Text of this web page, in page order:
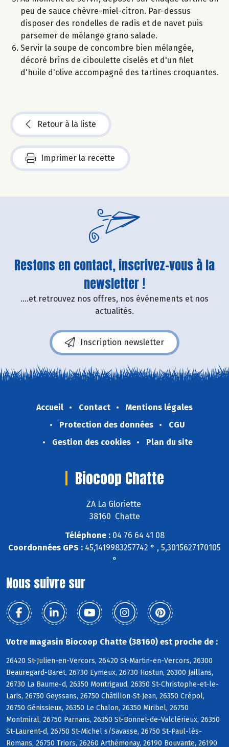
peu de sauce chèvre-miel-citron. Par-dessus
disposer des rondelles de radis et de navet puis
parsemer de mélange grano salade.
Servir la soupe de concombre bien mélangée,
décoré brins de ciboulette ciselés et d'un filet
d'huile d'olive accompagné des tartines croquantes.
Retour à la liste
Imprimer la recette
Restons en contact, inscrivez-vous à la
newsletter !
....et retrouvez nos offres, nos événements et nos
actualités.
Inscription newsletter
Accueil Contact
Mentions légales
Protection des données
CGU
Gestion des cookies
Plan du site
Biocoop Chatte
ZA La Gloriette
38160 Chatte
Téléphone :04 76 64 41 08
Coordonnées GPS : 45,1419983257742 ° , 5,3015627170105
°
Nous suivre sur
Votre magasin Biocoop Chatte (38160) est proche de :
26420 St-Julien-en-Vercors, 26420 St-Martin-en-Vercors, 26300
Beauregard-Baret, 26730 Eymeux, 26730 Hostun, 26300 Jaillans,
26730 La Baume-d, 26350 Montrigaud, 26350 St-Christophe-et-le-
Laris, 26750 Geyssans, 26750 Châtillon-St-Jean, 26350 Crépol,
26750 Génissieux, 26350 Le Chalon, 26350 Miribel, 26750
Montmiral, 26750 Parnans, 26350 St-Bonnet-de-Valclérieux, 26350
St-Laurent-d, 26750 St-Michel s/Savasse, 26750 St-Paul-lès-
Romans, 26750 Triors, 26260 Arthémonay, 26190 Bouvante, 26190